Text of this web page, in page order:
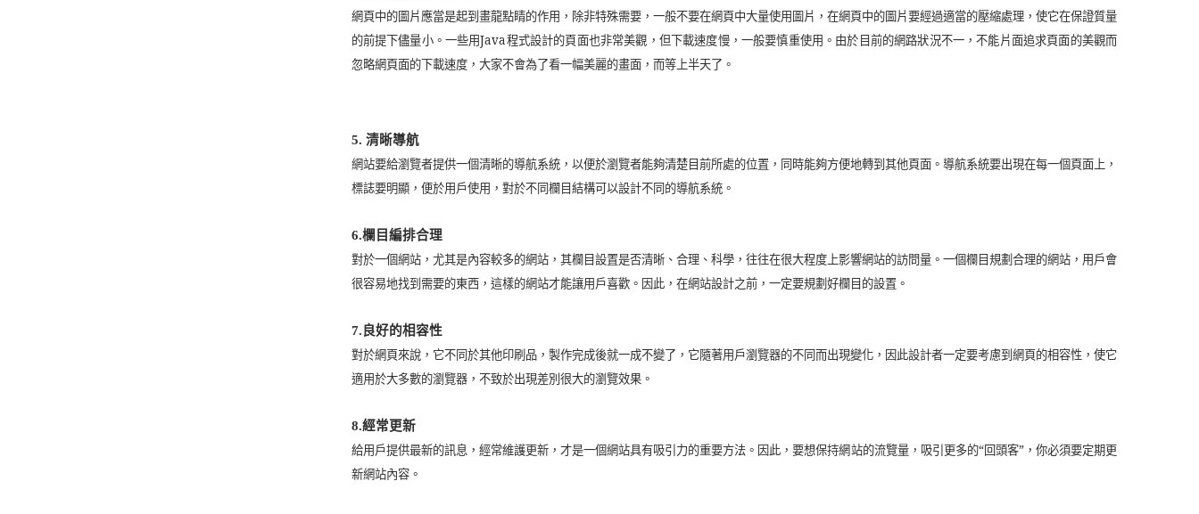
網頁中的圖片應當是起到畫龍點睛的作用，除非特殊需要，一般不要在網頁中大量使用圖片，在網頁中的圖片要經過適當的壓縮處理，使它在保證質量
的前提下儘量小。一些用Java程式設計的頁面也非常美觀，但下載速度慢，一般要慎重使用。由於目前的網路狀況不一，不能片面追求頁面的美觀而
忽略網頁面的下載速度，大家不會為了看一幅美麗的畫面，而等上半天了。
5. 清晰導航
網站要給瀏覽者提供一個清晰的導航系統，以便於瀏覽者能夠清楚目前所處的位置，同時能夠方便地轉到其他頁面。導航系統要出現在每一個頁面上，
標誌要明顯，便於用戶使用，對於不同欄目結構可以設計不同的導航系統。
6.欄目編排合理
對於一個網站，尤其是內容較多的網站，其欄目設置是否清晰、合理、科學，往往在很大程度上影響網站的訪問量。一個欄目規劃合理的網站，用戶會
很容易地找到需要的東西，這樣的網站才能讓用戶喜歡。因此，在網站設計之前，一定要規劃好欄目的設置。
7. 良好的相容性
對於網頁來說，它不同於其他印刷品，製作完成後就一成不變了，它隨著用戶瀏覽器的不同而出現變化，因此設計者一定要考慮到網頁的相容性，使它
適用於大多數的瀏覽器，不致於出現差別很大的瀏覽效果。
8.經常更新
給用戶提供最新的訊息，經常維護更新，才是一個網站具有吸引力的重要方法。因此，要想保持網站的流覽量，吸引更多的“回頭客”，你必須要定期更
新網站內容。